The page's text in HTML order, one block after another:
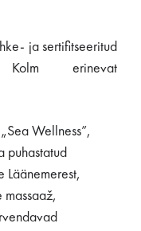
ja sertifitseeritud
Kolm erinevat
Wellness”,
puhastatud
Läänemerest,